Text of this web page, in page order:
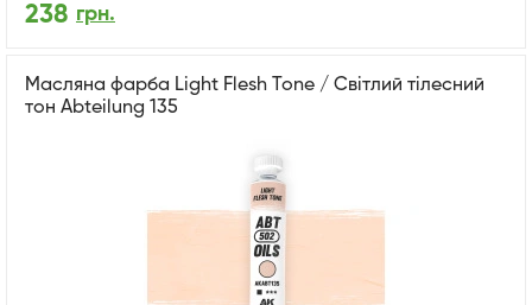
238 грн.
Масляна фарба Light Flesh Tone / Світлий тілесний
тон Abteilung 135